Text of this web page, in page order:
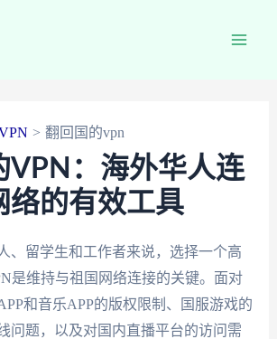
翻回国的vpn
VPN：海外华人连
络的有效工具
、留学生和工作者来说，选择一个高
是维持与祖国网络连接的关键。面对
和音乐APP的版权限制、国服游戏的
问题，以及对国内直播平台的访问需